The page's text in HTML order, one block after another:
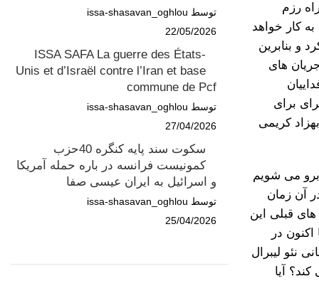
رزم
کار خواهد
و بنابرین
های
برای
کریمی
می شویم
آن زمان
قبلی این
در
نئو لیبرال
آیا
توسط issa-shasavan_oghlou
22/05/2026
ISSA SAFA La guerre des États-
Unis et d’Israël contre l’Iran et base
commune de Pcf
توسط issa-shasavan_oghlou
27/04/2026
سکوت سند پایه کنگره 40حزب
کمونیست فرانسه در باره حمله آمریکا
و اسرائیل به ایران عیسی صفا
توسط issa-shasavan_oghlou
25/04/2026